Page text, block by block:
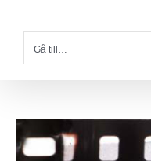
innehållet
Gå till…